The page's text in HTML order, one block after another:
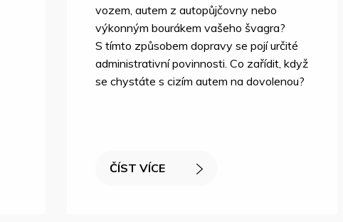
vozem, autem z autopůjčovny nebo
výkonným bourákem vašeho švagra?
S tímto způsobem dopravy se pojí určité
administrativní povinnosti. Co zařídit, když
se chystáte s cizím autem na dovolenou?
ČÍST VÍCE